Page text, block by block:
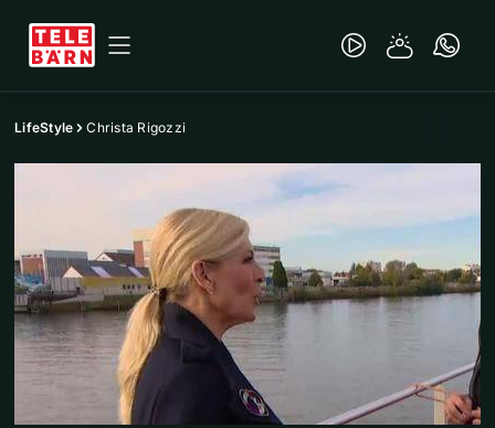
LifeStyle Christa Rigozzi